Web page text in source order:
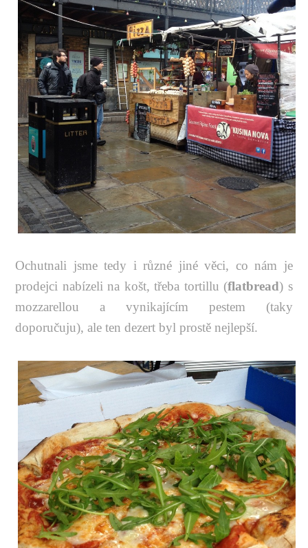
Ochutnali jsme tedy i různé jiné věci, co nám je
prodejci nabízeli na košt, třeba tortillu (flatbread) s
mozzarellou a vynikajícím pestem (taky
doporučuju), ale ten dezert byl prostě nejlepší.